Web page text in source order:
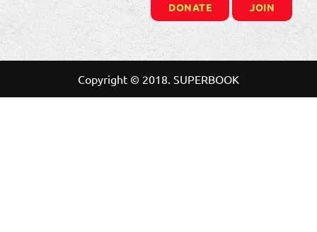
DONATE JOIN
Copyright © 2018. SUPERBOOK